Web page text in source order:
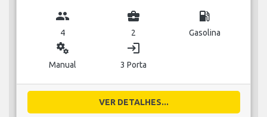
group
4
business_center
2
local_gas_station
Gasolina
miscellaneous_services
Manual
login
3 Porta
VER DETALHES...